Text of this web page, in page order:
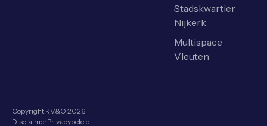
Stadskwartier
Nijkerk
Multispace
Vleuten
Copyright RV&O 2026
DisclaimerPrivacybeleid